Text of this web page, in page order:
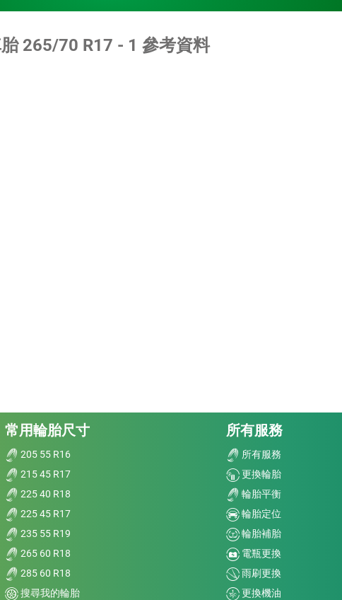
‎265/70 R17 - 1 參考資料
常用輪胎尺寸
205 55 R16
215 45 R17
225 40 R18
225 45 R17
235 55 R19
265 60 R18
285 60 R18
搜尋我的輪胎
所有服務
所有服務
更換輪胎
輪胎平衡
輪胎定位
輪胎補胎
電瓶更換
雨刷更換
更換機油